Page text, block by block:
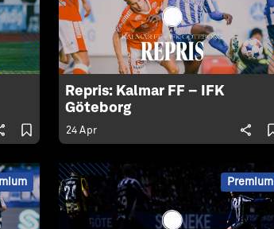
Repris: Kalmar FF – IFK
Göteborg
24 Apr
Premium